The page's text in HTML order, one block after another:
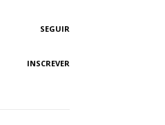
SEGUIR
INSCREVER